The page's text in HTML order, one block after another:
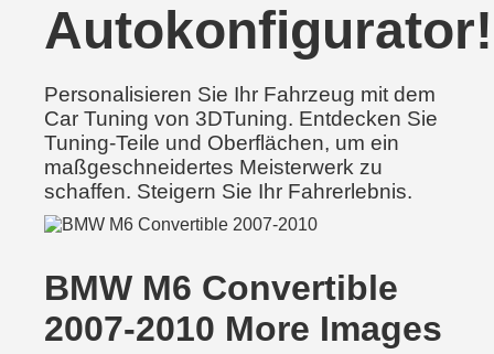
Autokonfigurator!
Personalisieren Sie Ihr Fahrzeug mit dem
Car Tuning von 3DTuning. Entdecken Sie
Tuning-Teile und Oberflächen, um ein
maßgeschneidertes Meisterwerk zu
schaffen. Steigern Sie Ihr Fahrerlebnis.
BMW M6 Convertible
2007-2010 More Images